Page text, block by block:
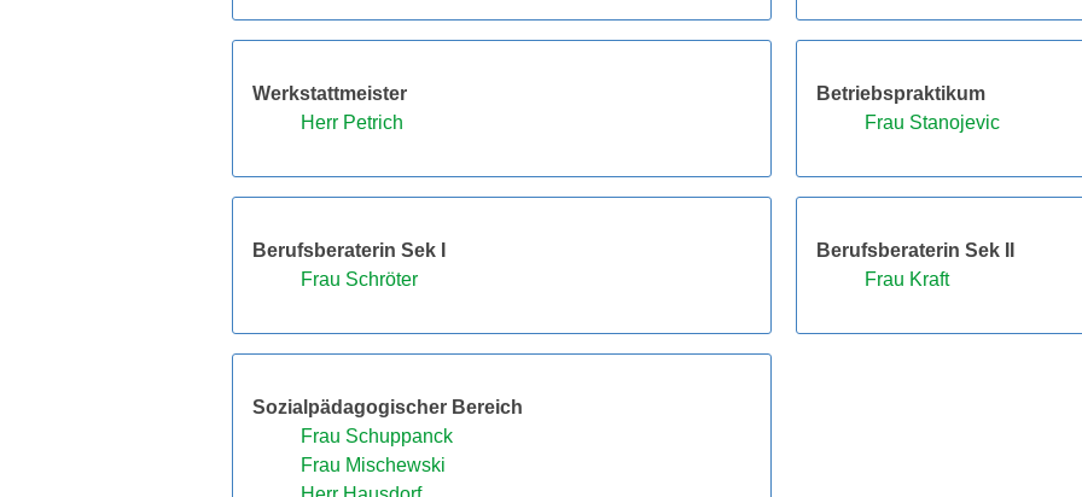
Werkstattmeister
Herr Petrich
Betriebspraktikum
Frau Stanojevic
Berufsberaterin Sek I
Frau Schröter
Berufsberaterin Sek II
Frau Kraft
Sozialpädagogischer Bereich
Frau Schuppanck
Frau Mischewski